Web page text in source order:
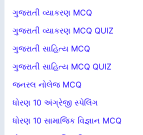
ગુજરાતી વ્યાકરણ MCQ
ગુજરાતી વ્યાકરણ MCQ QUIZ
ગુજરાતી સાહિત્ય MCQ
ગુજરાતી સાહિત્ય MCQ QUIZ
જનરલ નોલેજ MCQ
ધોરણ 10 અંગ્રેજી સ્પેલિંગ
ધોરણ 10 સામાજિક વિજ્ઞાન MCQ